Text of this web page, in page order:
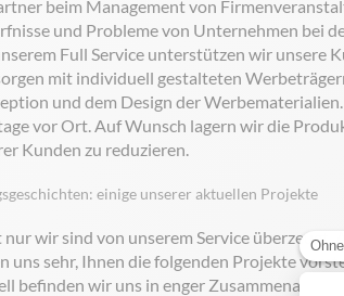
beim Management von
und Probleme von Unternehmen bei
Full Service unterstützen wir unsere
mit individuell gestalteten
und dem Design der
vor Ort. Auf Wunsch lagern wir die
Kunden zu reduzieren.
einige unserer aktuellen Projekte
nur wir sind von unserem Service überzeugt.
uns sehr, Ihnen die folgenden Projekte
befinden wir uns in enger Zusammenarbeit